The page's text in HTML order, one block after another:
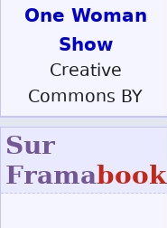
One Woman
Show
Creative
Commons BY
Sur
Framabook